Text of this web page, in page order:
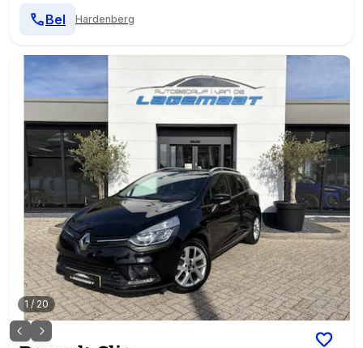
Hardenberg
Bel
1/ 20